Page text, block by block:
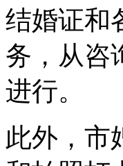
结婚证和
务，从咨
进行。
此外，市